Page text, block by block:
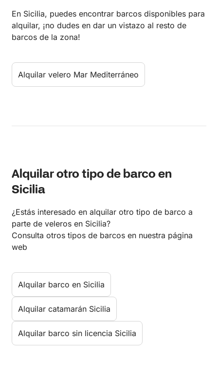
En Sicilia, puedes encontrar barcos disponibles para
alquilar, ¡no dudes en dar un vistazo al resto de
barcos de la zona!
Alquilar velero Mar Mediterráneo
Alquilar otro tipo de barco en
Sicilia
¿Estás interesado en alquilar otro tipo de barco a
parte de veleros en Sicilia?
Consulta otros tipos de barcos en nuestra página
web
Alquilar barco en Sicilia
Alquilar catamarán Sicilia
Alquilar barco sin licencia Sicilia